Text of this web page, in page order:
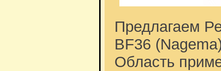
Предлагаем
BF36
Область